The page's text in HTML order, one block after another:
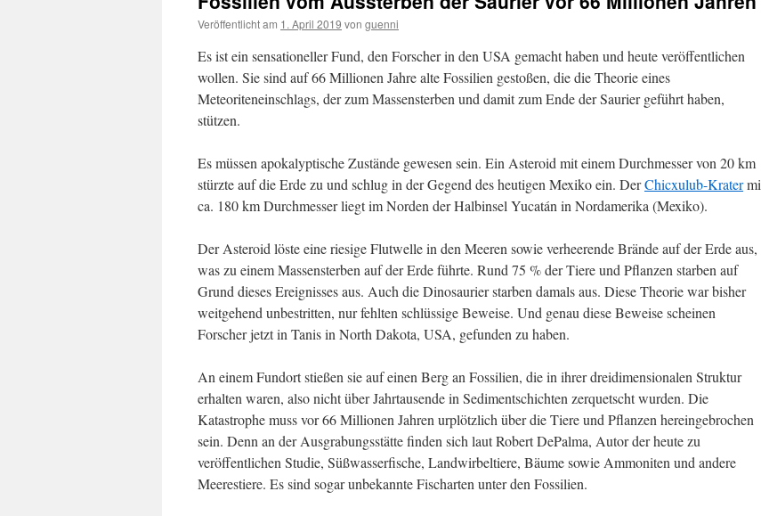
Veröffentlicht am 1. April 2019 von guenni
Es ist ein sensationeller Fund, den Forscher in den USA gemacht haben und heute veröffentlichen
wollen. Sie sind auf 66 Millionen Jahre alte Fossilien gestoßen, die die Theorie eines
Meteoriteneinschlags, der zum Massensterben und damit zum Ende der Saurier geführt haben,
stützen.
Es müssen apokalyptische Zustände gewesen sein. Ein Asteroid mit einem Durchmesser von 20 km
stürzte auf die Erde zu und schlug in der Gegend des heutigen Mexiko ein. DerChicxulub-Krater
ca. 180 km Durchmesser liegt im Norden der Halbinsel Yucatán in Nordamerika (Mexiko).
Der Asteroid löste eine riesige Flutwelle in den Meeren sowie verheerende Brände auf der Erde aus,
was zu einem Massensterben auf der Erde führte. Rund 75 % der Tiere und Pflanzen starben auf
Grund dieses Ereignisses aus. Auch die Dinosaurier starben damals aus. Diese Theorie war bisher
weitgehend unbestritten, nur fehlten schlüssige Beweise. Und genau diese Beweise scheinen
Forscher jetzt in Tanis in North Dakota, USA, gefunden zu haben.
An einem Fundort stießen sie auf einen Berg an Fossilien, die in ihrer dreidimensionalen Struktur
erhalten waren, also nicht über Jahrtausende in Sedimentschichten zerquetscht wurden. Die
Katastrophe muss vor 66 Millionen Jahren urplötzlich über die Tiere und Pflanzen hereingebrochen
sein. Denn an der Ausgrabungsstätte finden sich laut Robert DePalma, Autor der heute zu
veröffentlichen Studie, Süßwasserfische, Landwirbeltiere, Bäume sowie Ammoniten und andere
Meerestiere. Es sind sogar unbekannte Fischarten unter den Fossilien.